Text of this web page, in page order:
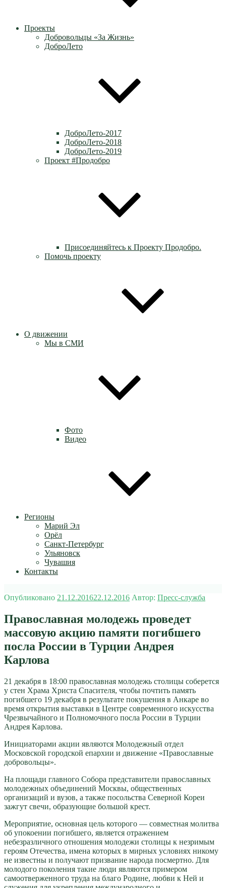
Проекты
Добровольцы «За Жизнь»
ДоброЛето
ДоброЛето-2017
ДоброЛето-2018
ДоброЛето-2019
Проект #Продобро
Присоединяйтесь к Проекту Продобро.
Помочь проекту
О движении
Мы в СМИ
Фото
Видео
Регионы
Марий Эл
Орёл
Санкт-Петербург
Ульяновск
Чувашия
Контакты
Опубликовано 21.12.201622.12.2016 Автор: Пресс-служба
Православная молодежь проведет
массовую акцию памяти погибшего
посла России в Турции Андрея
Карлова
21 декабря в 18:00 православная молодежь столицы соберется
у стен Храма Христа Спасителя, чтобы почтить память
погибшего 19 декабря в результате покушения в Анкаре во
время открытия выставки в Центре современного искусства
Чрезвычайного и Полномочного посла России в Турции
Андрея Карлова.
Инициаторами акции являются Молодежный отдел
Московской городской епархии и движение «Православные
добровольцы».
На площади главного Собора представители православных
молодежных объединений Москвы, общественных
организаций и вузов, а также посольства Северной Кореи
зажгут свечи, образующие большой крест.
Мероприятие, основная цель которого — совместная молитва
об упокоении погибшего, является отражением
небезразличного отношения молодежи столицы к незримым
героям Отечества, имена которых в мирных условиях никому
не известны и получают призвание народа посмертно. Для
молодого поколения такие люди являются примером
самоотверженного труда на благо Родине, любви к Ней и